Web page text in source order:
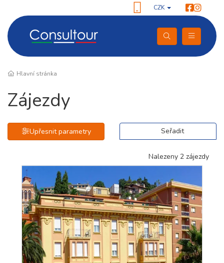
CZK
Hlavní stránka
Zájezdy
Upřesnit parametry Seřadit
Nalezeny 2 zájezdy